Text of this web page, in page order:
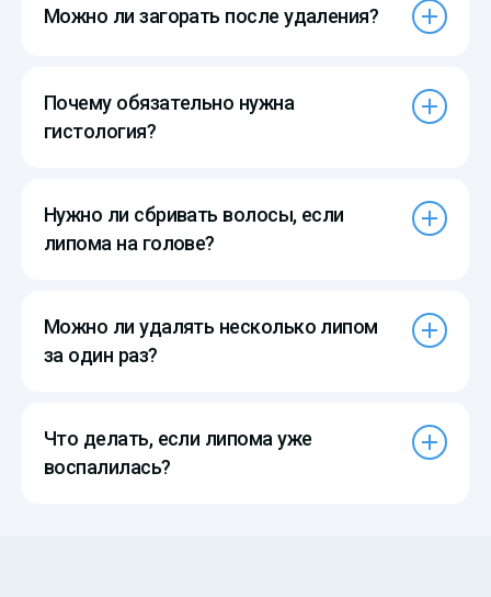
Можно ли загорать после удаления?
Почему обязательно нужна
гистология?
Нужно ли сбривать волосы, если
липома на голове?
Можно ли удалять несколько липом
за один раз?
Что делать, если липома уже
воспалилась?